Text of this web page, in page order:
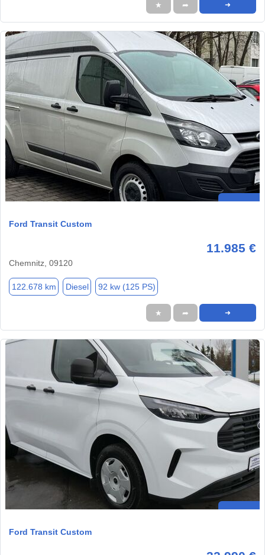
★ ➦ ➜
Ford Transit Custom
11.985 €
Chemnitz, 09120
122.678 km Diesel 92 kw (125 PS)
★ ➦ ➜
Ford Transit Custom